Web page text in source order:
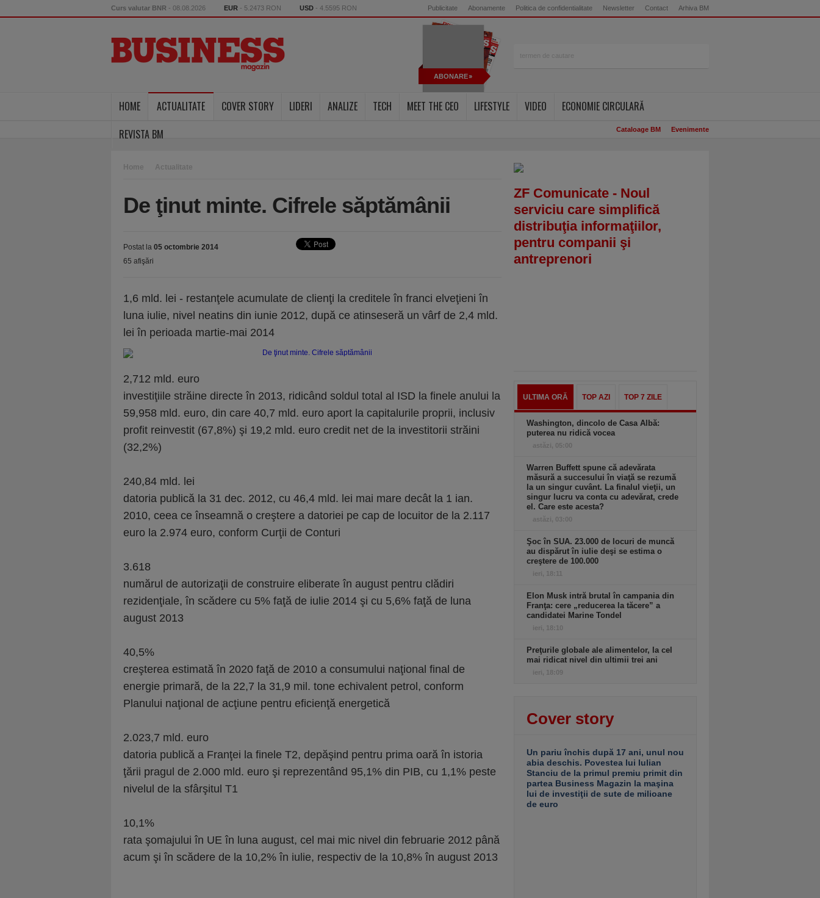
Curs valutar BNR - 08.08.2026 EUR - 5.2473 RON USD - 4.5595 RON Publicitate Abonamente Politica de confidentialitate Newsletter Contact Arhiva BM
ABONARE
HOME ACTUALITATE COVER STORY LIDERI ANALIZE TECH MEET THE CEO LIFESTYLE VIDEO
ECONOMIE CIRCULARĂ
REVISTA BM
Cataloage BM Evenimente
Home Actualitate
De ţinut minte. Cifrele săptămânii
Postat la 05 octombrie 2014
65 afişări
1,6 mld. lei - restanţele acumulate de clienţi la creditele în franci elveţieni în
luna iulie, nivel neatins din iunie 2012, după ce atinseseră un vârf de 2,4 mld.
lei în perioada martie-mai 2014
2,712 mld. euro
investiţiile străine directe în 2013, ridicând soldul total al ISD la finele anului la
59,958 mld. euro, din care 40,7 mld. euro aport la capitalurile proprii, inclusiv
profit reinvestit (67,8%) şi 19,2 mld. euro credit net de la investitorii străini
(32,2%)
240,84 mld. lei
datoria publică la 31 dec. 2012, cu 46,4 mld. lei mai mare decât la 1 ian.
2010, ceea ce înseamnă o creştere a datoriei pe cap de locuitor de la 2.117
euro la 2.974 euro, conform Curţii de Conturi
3.618
numărul de autorizaţii de construire eliberate în august pentru clădiri
rezidenţiale, în scădere cu 5% faţă de iulie 2014 şi cu 5,6% faţă de luna
august 2013
40,5%
creşterea estimată în 2020 faţă de 2010 a consumului naţional final de
energie primară, de la 22,7 la 31,9 mil. tone echivalent petrol, conform
Planului naţional de acţiune pentru eficienţă energetică
2.023,7 mld. euro
datoria publică a Franţei la finele T2, depăşind pentru prima oară în istoria
ţării pragul de 2.000 mld. euro şi reprezentând 95,1% din PIB, cu 1,1% peste
nivelul de la sfârşitul T1
10,1%
rata şomajului în UE în luna august, cel mai mic nivel din februarie 2012 până
acum şi în scădere de la 10,2% în iulie, respectiv de la 10,8% în august 2013
ZF Comunicate - Noul
serviciu care simplifică
distribuţia informaţiilor,
pentru companii şi
antreprenori
ULTIMA ORĂ TOP AZI TOP 7 ZILE
Washington, dincolo de Casa Albă:
puterea nu ridică vocea
astăzi, 05:00
Warren Buffett spune că adevărata
măsură a succesului în viaţă se rezumă
la un singur cuvânt. La finalul vieţii, un
singur lucru va conta cu adevărat, crede
el. Care este acesta?
astăzi, 03:00
Şoc în SUA. 23.000 de locuri de muncă
au dispărut în iulie deşi se estima o
creştere de 100.000
ieri, 18:11
Elon Musk intră brutal în campania din
Franţa: cere „reducerea la tăcere” a
candidatei Marine Tondel
ieri, 18:10
Preţurile globale ale alimentelor, la cel
mai ridicat nivel din ultimii trei ani
ieri, 18:09
Cover story
Un pariu închis după 17 ani, unul nou
abia deschis. Povestea lui Iulian
Stanciu de la primul premiu primit din
partea Business Magazin la maşina
lui de investiţii de sute de milioane
de euro